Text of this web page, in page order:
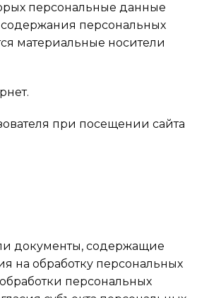
персональные данные
персональных
материальные носители
при посещении сайта
документы, содержащие
на обработку персональных
персональных